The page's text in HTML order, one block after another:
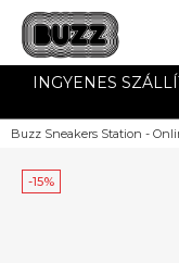
INGYENES
Buzz Sneakers Station -
-15%